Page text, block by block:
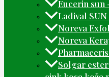
Eucerin sun
Ladival
Noreva
Noreva
Solgar